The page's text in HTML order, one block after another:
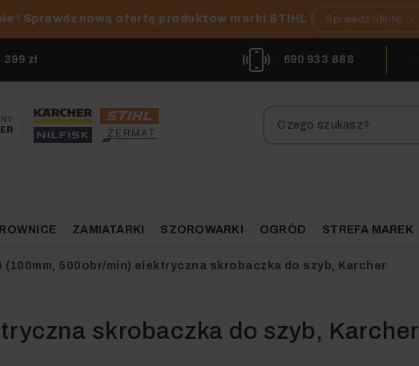
! Sprawdź nową ofertę produktów marki STIHL ! Sprawdź ofertę
zł 690 933 888
ZAMIATARKI SZOROWARKI OGRÓD STREFA MAREK
(100mm, 500obr/min) elektryczna skrobaczka do szyb, Karcher
skrobaczka do szyb, Karcher